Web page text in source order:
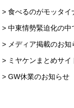
> 食べるのがモッタイ
> 中東情勢緊迫化の
> メディア掲載のお知
> ミヤケンまとめサ
> GW休業のお知らせ